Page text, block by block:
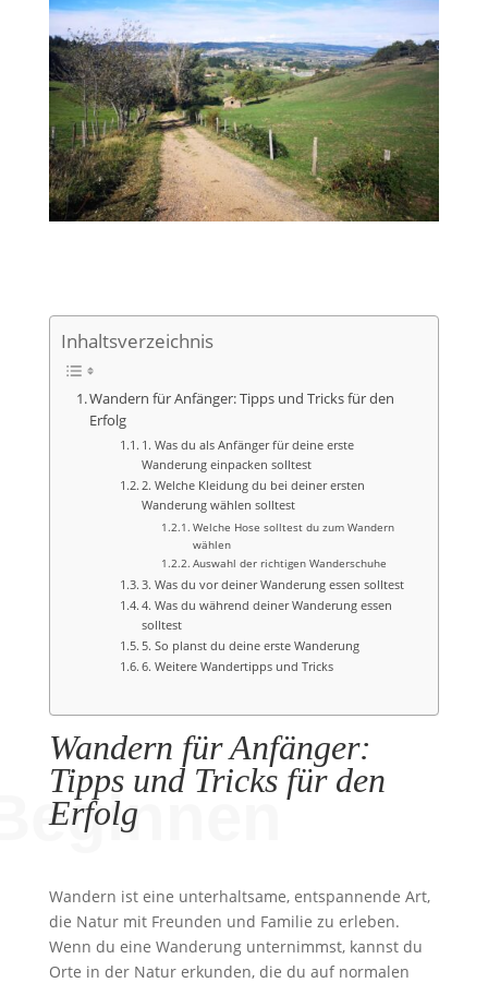
Inhaltsverzeichnis
Wandern für Anfänger: Tipps und Tricks für den
Erfolg
1. Was du als Anfänger für deine erste
Wanderung einpacken solltest
2. Welche Kleidung du bei deiner ersten
Wanderung wählen solltest
Welche Hose solltest du zum Wandern
wählen
Auswahl der richtigen Wanderschuhe
3. Was du vor deiner Wanderung essen solltest
4. Was du während deiner Wanderung essen
solltest
5. So planst du deine erste Wanderung
6. Weitere Wandertipps und Tricks
Wandern für Anfänger:
Tipps und Tricks für den
Erfolg
Wandern ist eine unterhaltsame, entspannende Art,
die Natur mit Freunden und Familie zu erleben.
Wenn du eine Wanderung unternimmst, kannst du
Orte in der Natur erkunden, die du auf normalen